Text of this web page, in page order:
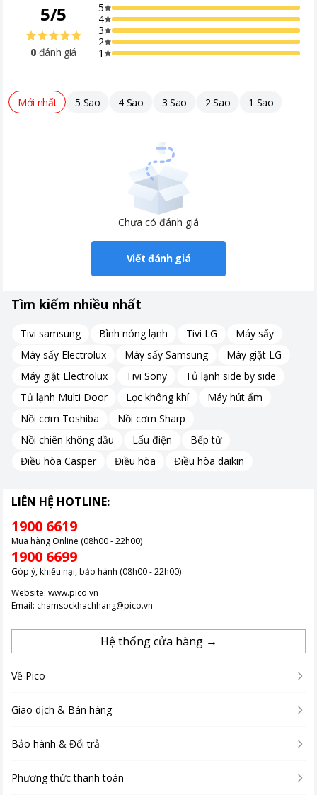
5/5
0 đánh giá
5
4
3
2
1
Mới nhất 5 Sao 4 Sao 3 Sao 2 Sao 1 Sao
Chưa có đánh giá
Viết đánh giá
Tìm kiếm nhiều nhất
Tivi samsung Bình nóng lạnh Tivi LG
Máy sấy
Máy sấy Electrolux
Máy sấy Samsung
Máy giặt LG
Máy giặt Electrolux
Tivi Sony
Tủ lạnh side by side
Tủ lạnh Multi Door
Lọc không khí
Máy hút ẩm
Nồi cơm Toshiba
Nồi cơm Sharp
Nồi chiên không dầu
Lẩu điện
Bếp từ
Điều hòa Casper
Điều hòa Điều hòa daikin
LIÊN HỆ HOTLINE:
1900 6619
Mua hàng Online (08h00 - 22h00)
1900 6699
Góp ý, khiếu nại, bảo hành (08h00 - 22h00)
Website: www.pico.vn
Email: chamsockhachhang@pico.vn
Hệ thống cửa hàng →
Về Pico
Giao dịch & Bán hàng
Bảo hành & Đổi trả
Phương thức thanh toán